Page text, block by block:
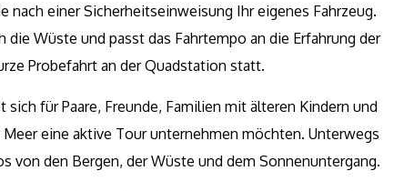
nach einer Sicherheitseinweisung Ihr eigenes Fahrzeug.
die Wüste und passt das Fahrtempo an die Erfahrung der
Probefahrt an der Quadstation statt.
sich für Paare, Freunde, Familien mit älteren Kindern und
eine aktive Tour unternehmen möchten. Unterwegs
von den Bergen, der Wüste und dem Sonnenuntergang.